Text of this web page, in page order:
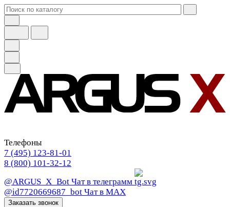
Телефоны
7 (495) 123-81-01
8 (800) 101-32-12
@ARGUS_X_Bot Чат в телеграмм
@id7720669687_bot Чат в МАХ
Заказать звонок